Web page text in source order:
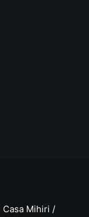
Mihiri /